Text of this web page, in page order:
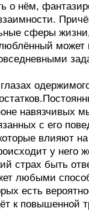
о нём,
сферы
может
навязчивых
с его
влияют на
у него
страх быть
любыми
есть
к повышенной